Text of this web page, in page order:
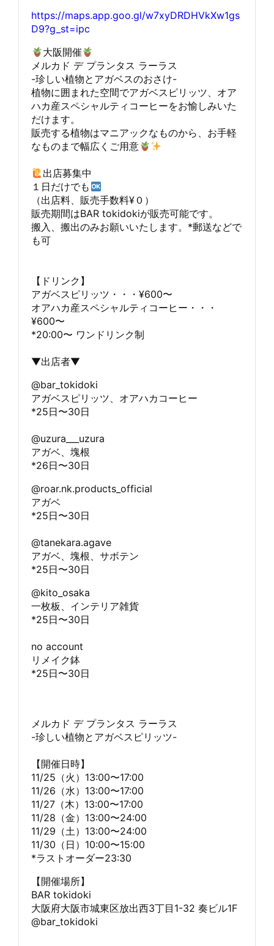
https://maps.app.goo.gl/w7xyDRDHVkXw1gs
D9?g_st=ipc
大阪開催
メルカド デ プランタス ラーラス
-珍しい植物とアガベスのおさけ-
植物に囲まれた空間でアガベスピリッツ、オア
ハカ産スペシャルティコーヒーをお愉しみいた
だけます。
販売する植物はマニアックなものから、お手軽
なものまで幅広くご用意
出店募集中
１日だけでも
（出店料、販売手数料¥０）
販売期間はBAR tokidokiが販売可能です。
搬入、搬出のみお願いいたします。*郵送などで
も可
【ドリンク】
アガベスピリッツ・・・¥600〜
オアハカ産スペシャルティコーヒー・・・
¥600〜
*20:00〜 ワンドリンク制
▼出店者▼
@bar_tokidoki
アガベスピリッツ、オアハカコーヒー
*25日〜30日
@uzura___uzura
アガベ、塊根
*26日〜30日
@roar.nk.products_official
アガベ
*25日〜30日
@tanekara.agave
アガベ、塊根、サボテン
*25日〜30日
@kito_osaka
一枚板、インテリア雑貨
*25日〜30日
no account
リメイク鉢
*25日〜30日
メルカド デ プランタス ラーラス
-珍しい植物とアガベスピリッツ-
【開催日時】
11/25（火）13:00〜17:00
11/26（水）13:00〜17:00
11/27（木）13:00〜17:00
11/28（金）13:00〜24:00
11/29（土）13:00〜24:00
11/30（日）10:00〜15:00
*ラストオーダー23:30
【開催場所】
BAR tokidoki
大阪府大阪市城東区放出西3丁目1-32 奏ビル1F
@bar_tokidoki